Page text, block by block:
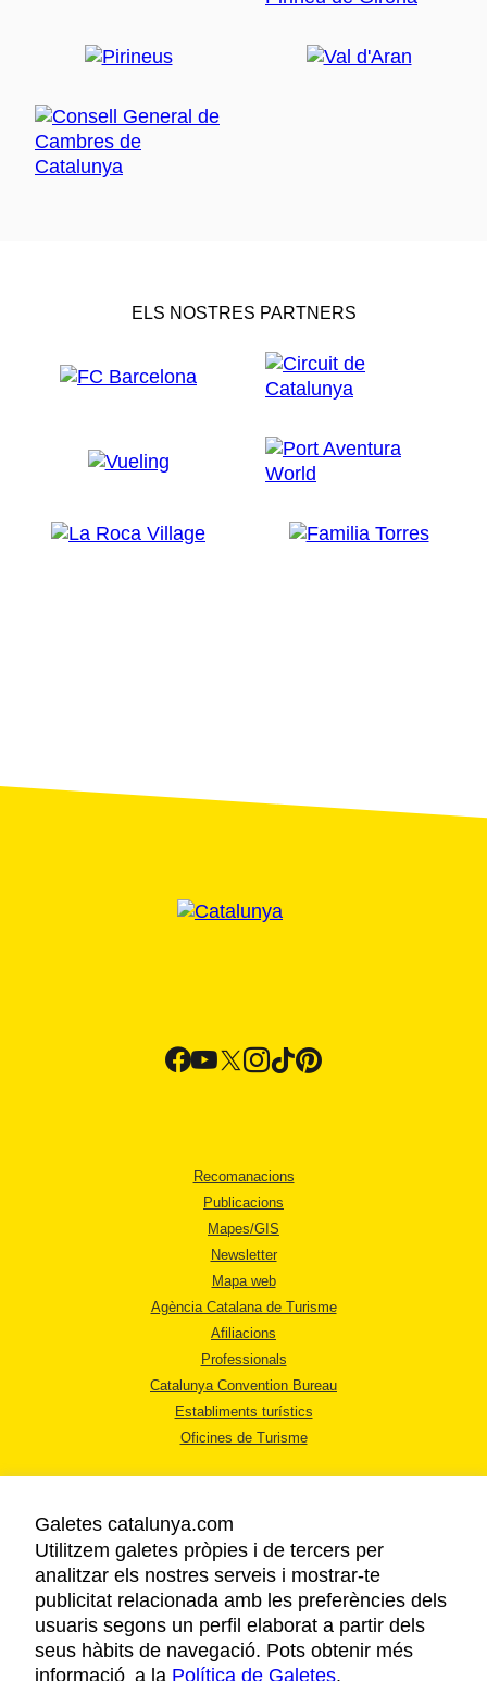
ELS NOSTRES PARTNERS
Recomanacions
Publicacions
Mapes/GIS
Newsletter
Mapa web
Agència Catalana de Turisme
Afiliacions
Professionals
Catalunya Convention Bureau
Establiments turístics
Oficines de Turisme
AVÍS LEGAL
POLÍTICA DE PRIVACITAT
COOKIES
ACCESSIBILITAT
Galetes catalunya.com
Utilitzem galetes pròpies i de tercers per
analitzar els nostres serveis i mostrar-te
publicitat relacionada amb les preferències dels
usuaris segons un perfil elaborat a partir dels
seus hàbits de navegació. Pots obtenir més
informació a la Política de Galetes.